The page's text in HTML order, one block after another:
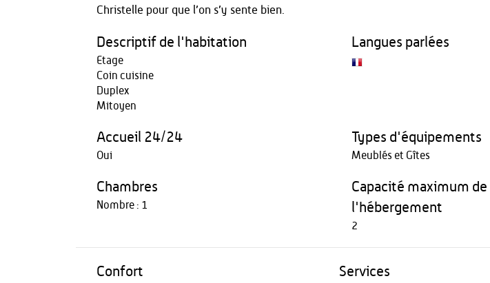
Christelle pour que l’on s’y sente bien.
Descriptif de l'habitation
Etage
Coin cuisine
Duplex
Mitoyen
Langues parlées
Accueil 24/24
Oui
Types d'équipements
Meublés et Gîtes
Chambres
Nombre : 1
Capacité maximum de
l'hébergement
2
Confort Services